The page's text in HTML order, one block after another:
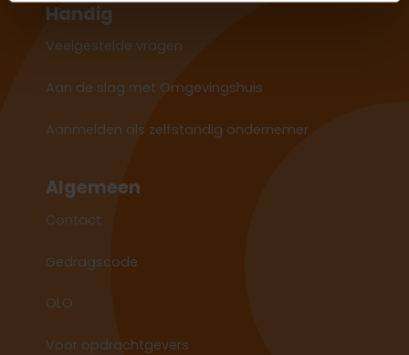
Handig
Veelgestelde vragen
Aan de slag met Omgevingshuis
Aanmelden als zelfstandig ondernemer
Algemeen
Contact
Gedragscode
OLO
Voor opdrachtgevers